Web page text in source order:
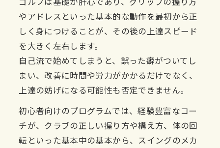
やアドレスといった基本的な動作を最初から正
しく身につけることが、その後の上達スピード
を大きく左右します。
自己流で始めてしまうと、誤った癖がついてし
まい、改善に時間や労力がかかるだけでなく、
上達の妨げになる可能性も否定できません。
初心者向けのプログラムでは、経験豊富なコー
チが、クラブの正しい握り方や構え方、体の回
転といった基本中の基本から、スイングのメカ